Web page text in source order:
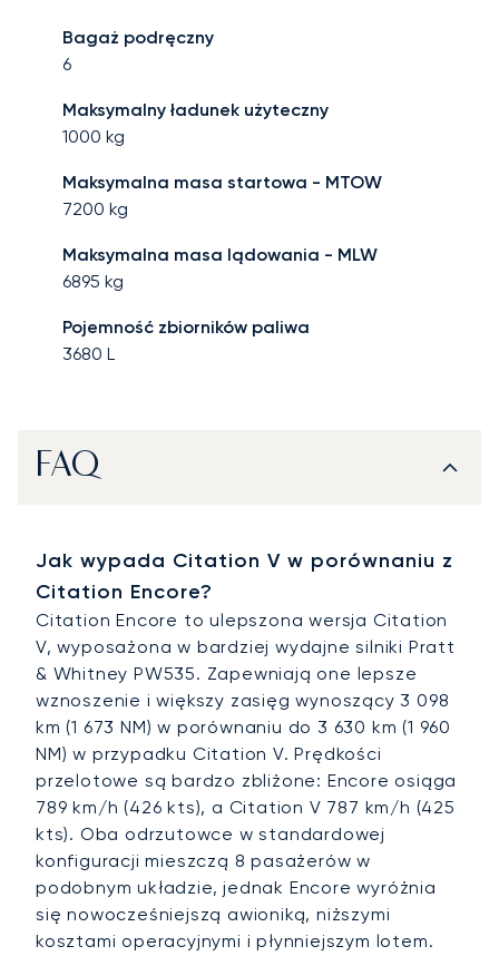
Bagaż podręczny
6
Maksymalny ładunek użyteczny
1000 kg
Maksymalna masa startowa - MTOW
7200 kg
Maksymalna masa lądowania - MLW
6895 kg
Pojemność zbiorników paliwa
3680 L
FAQ
Jak wypada Citation V w porównaniu z
Citation Encore?
Citation Encore to ulepszona wersja Citation
V, wyposażona w bardziej wydajne silniki Pratt
& Whitney PW535. Zapewniają one lepsze
wznoszenie i większy zasięg wynoszący 3 098
km (1 673 NM) w porównaniu do 3 630 km (1 960
NM) w przypadku Citation V. Prędkości
przelotowe są bardzo zbliżone: Encore osiąga
789 km/h (426 kts), a Citation V 787 km/h (425
kts). Oba odrzutowce w standardowej
konfiguracji mieszczą 8 pasażerów w
podobnym układzie, jednak Encore wyróżnia
się nowocześniejszą awioniką, niższymi
kosztami operacyjnymi i płynniejszym lotem.